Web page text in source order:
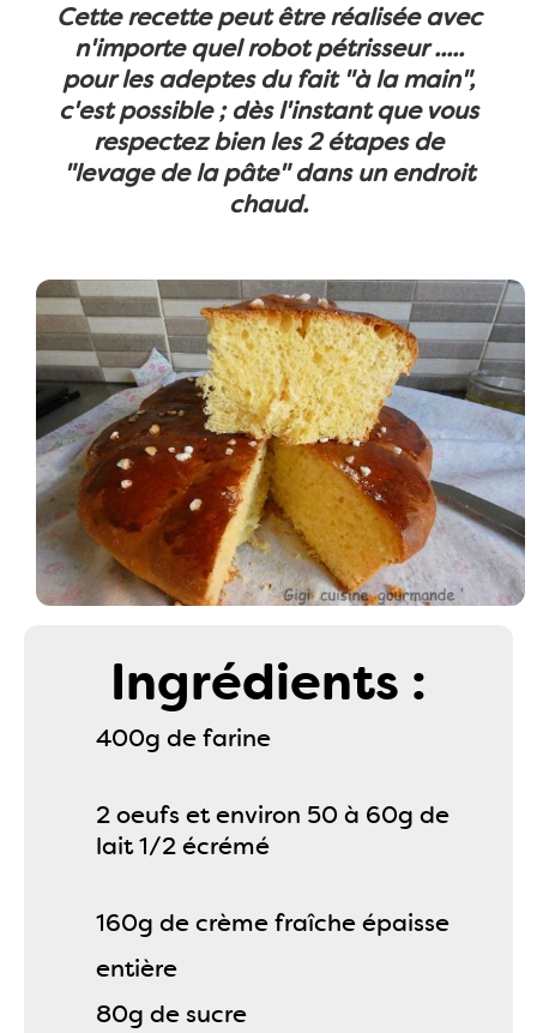
Cette recette peut être réalisée avec
n'importe quel robot pétrisseur .....
pour les adeptes du fait "à la main",
c'est possible ; dès l'instant que vous
respectez bien les 2 étapes de
"levage de la pâte" dans un endroit
chaud.
Ingrédients :
400g de farine
2 oeufs et environ 50 à 60g de
lait 1/2 écrémé
160g de crème fraîche épaisse
entière
80g de sucre